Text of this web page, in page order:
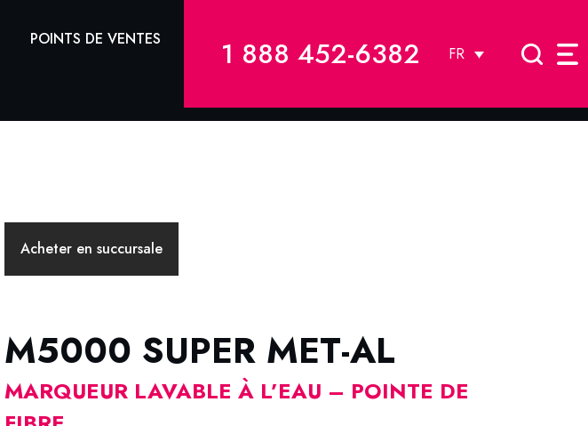
POINTS DE VENTES
1 888 452-6382 FR
Acheter en succursale
M5000 SUPER MET-AL
MARQUEUR LAVABLE À L’EAU – POINTE DE